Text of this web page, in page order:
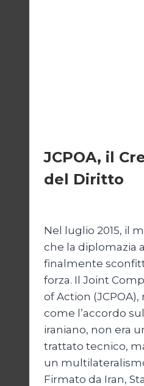
JCPOA, il
del Diritto
Nel luglio 2015, il
che la diplomazia
finalmente
forza. Il Joint
of Action
come l’accordo
iraniano, non era
trattato tecnico,
un
Firmato da Iran,